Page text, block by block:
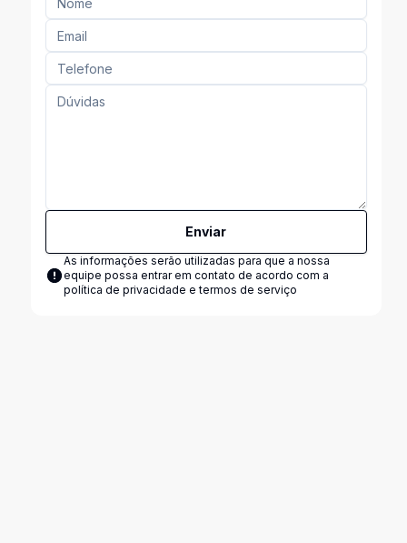
Enviar
As informações serão utilizadas para que a nossa
equipe possa entrar em contato de acordo com a
política de privacidade e termos de serviço